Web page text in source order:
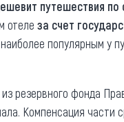
путешествия по
отеле за счет
популярным у
резервного фонда
Компенсация